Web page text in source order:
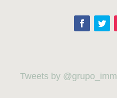
Tweets by @grupo_imm